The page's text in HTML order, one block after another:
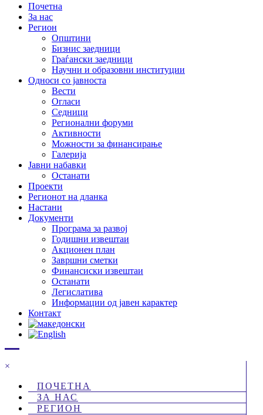
Почетна
За нас
Регион
Општини
Бизнис заедници
Граѓански заедници
Научни и образовни институции
Односи со јавноста
Вести
Огласи
Седници
Регионални форуми
Активности
Можности за финансирање
Галерија
Јавни набавки
Останати
Проекти
Регионот на дланка
Настани
Документи
Програма за развој
Годишни извештаи
Акционен план
Завршни сметки
Финансиски извештаи
Останати
Легислатива
Информации од јавен карактер
Контакт
×
ПОЧЕТНА
ЗА НАС
РЕГИОН